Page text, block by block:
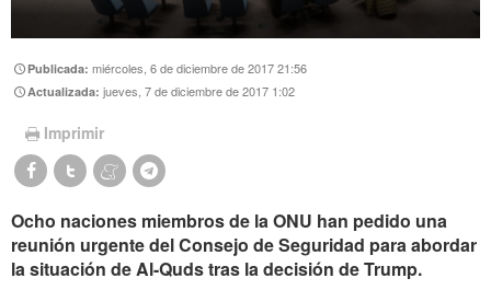
Publicada:miércoles, 6 de diciembre de 2017 21:56
Actualizada:jueves, 7 de diciembre de 2017 1:02
Imprimir
Ocho naciones miembros de la ONU han pedido una
reunión urgente del Consejo de Seguridad para abordar
la situación de Al-Quds tras la decisión de Trump.